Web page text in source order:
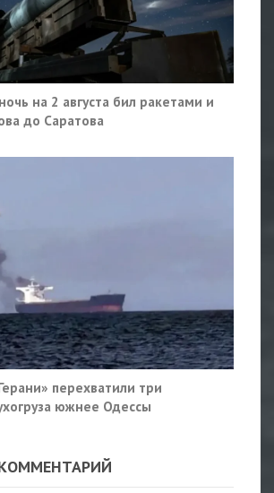
на 2 августа бил ракетами и
до Саратова
перехватили три
южнее Одессы